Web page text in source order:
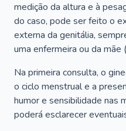
medição da altura e à
do caso, pode ser feito o
externa da genitália,
uma enfermeira ou da mãe
Na primeira consulta, o
o ciclo menstrual e a
humor e sensibilidade nas
poderá esclarecer